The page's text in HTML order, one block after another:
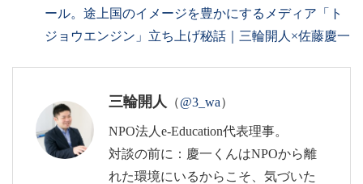
ール。途上国のイメージを豊かにするメディア「ト
ジョウエンジン」立ち上げ秘話｜三輪開人×佐藤慶一
三輪開人 （@3_wa）
NPO法人e-Education代表理事。
対談の前に：慶一くんはNPOから離
れた環境にいるからこそ、気づいた